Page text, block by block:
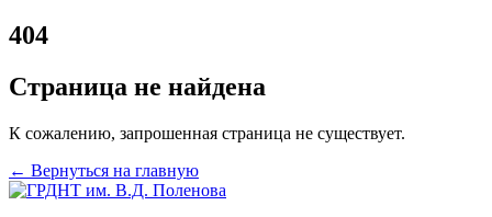
404
Страница не найдена
К сожалению, запрошенная страница не существует.
← Вернуться на главную